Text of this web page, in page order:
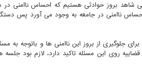
شاهد بروز حوادثی هستیم که احساس ناامنی
ناامنی در جامعه به وجود می آورد پس
جلوگیری از بروز این ناامنی ها و باتوجه به
روی این مسئله تاکید دارد، لازم بود